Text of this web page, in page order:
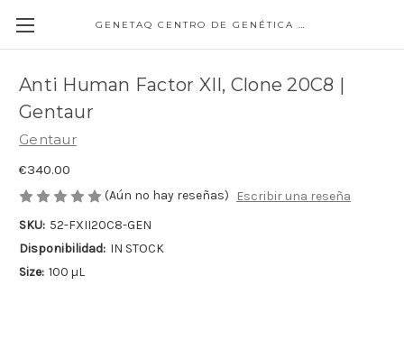
GENETAQ CENTRO DE GENÉTICA MOLECULAR
Anti Human Factor XII, Clone 20C8 |
Gentaur
Gentaur
€340.00
(Aún no hay reseñas)
Escribir una reseña
SKU: 52-FXII20C8-GEN
Disponibilidad: IN STOCK
Size: 100 µL